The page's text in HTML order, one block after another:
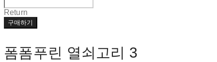
Return
구매하기
폼폼푸린 열쇠고리 3